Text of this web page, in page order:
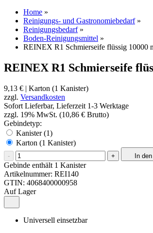
Home »
Reinigungs- und Gastronomiebedarf »
Reinigungsbedarf »
Boden-Reinigungsmittel »
REINEX R1 Schmierseife flüssig 10000
REINEX R1 Schmierseife
9,13 € | Karton (1 Kanister)
zzgl. Versandkosten
Sofort Lieferbar, Lieferzeit 1-3 Werktage
zzgl. 19% MwSt. (10,86 € Brutto)
Gebindetyp:
Kanister (1)
Karton (1 Kanister)
- + In
Gebinde enthält 1 Kanister
Artikelnummer: REI140
GTIN: 4068400000958
Auf Lager
Universell einsetzbar